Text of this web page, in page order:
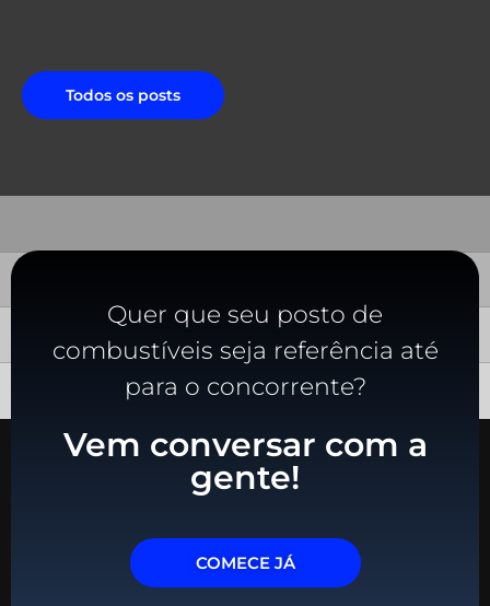
Todos os posts
Quer que seu posto de
combustíveis seja referência até
para o concorrente?
Vem conversar com a
gente!
COMECE JÁ